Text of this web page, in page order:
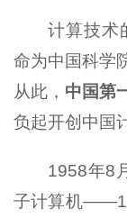
计算技术
命为中国科学
从此， 中国第
负起开创中国
1958年8
子计算机